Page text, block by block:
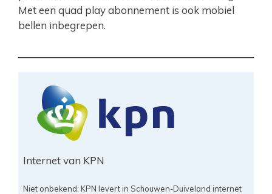
Met een quad play abonnement is ook mobiel
bellen inbegrepen.
Internet van KPN
Niet onbekend: KPN levert in Schouwen-Duiveland internet